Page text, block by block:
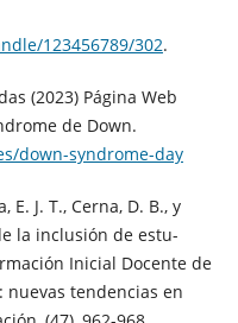
123456789/302.
(2023) Página Web
de Down.
down-syndrome-day
E. J. T., Cerna, D. B., y
la inclusión de estu-
Inicial Docente de
nuevas tendencias en